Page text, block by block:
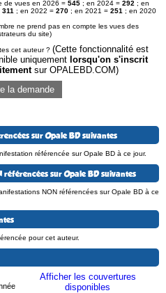
de vues en 2026 = 545 ; en 2024 = 292 ; en
311 ; en 2022 = 270 ; en 2021 = 251 ; en 2020
ne prend pas en compte les vues des
du site)
cet auteur ? (Cette fonctionnalité est
uniquement lorsqu'on s'inscrit
sur OPALEBD.COM)
la demande
sur Opale BD suivantes
référencée sur Opale BD à ce jour.
sur Opale BD suivantes
NON référencées sur Opale BD à ce
pour cet auteur.
Afficher les couvertures
disponibles